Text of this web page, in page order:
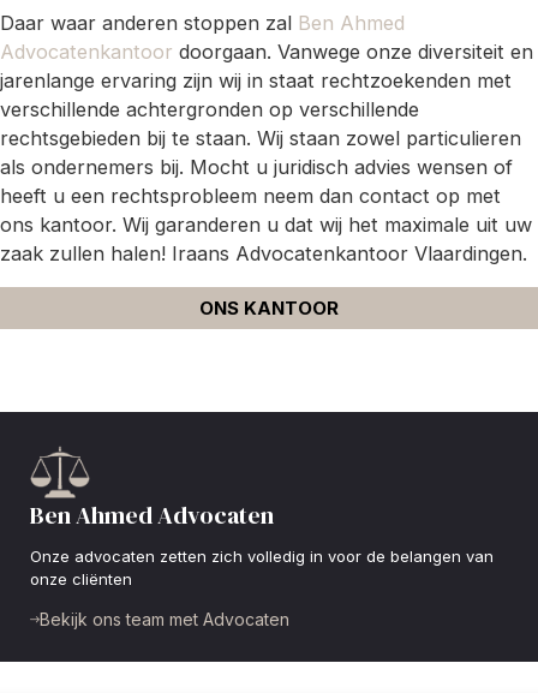
Daar waar anderen stoppen zal Ben Ahmed
Advocatenkantoor doorgaan. Vanwege onze diversiteit en
jarenlange ervaring zijn wij in staat rechtzoekenden met
verschillende achtergronden op verschillende
rechtsgebieden bij te staan. Wij staan zowel particulieren
als ondernemers bij. Mocht u juridisch advies wensen of
heeft u een rechtsprobleem neem dan contact op met
ons kantoor. Wij garanderen u dat wij het maximale uit uw
zaak zullen halen! Iraans Advocatenkantoor Vlaardingen.
ONS KANTOOR
Ben Ahmed Advocaten
Onze advocaten zetten zich volledig in voor de belangen van
onze cliënten
Bekijk ons team met Advocaten